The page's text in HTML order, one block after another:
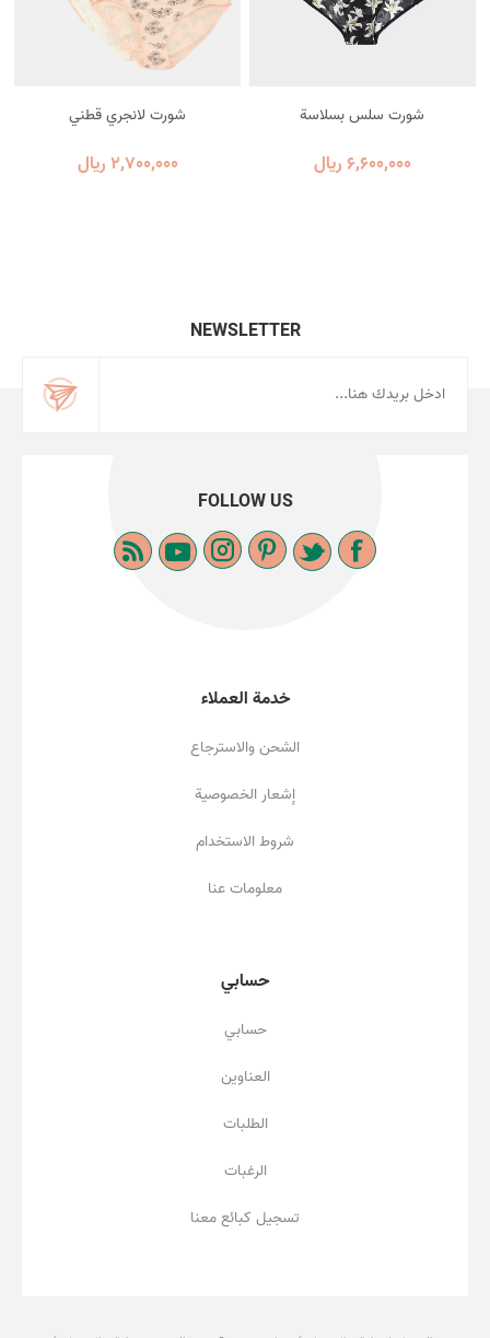
شورت سلس بسلاسة
6٬600٬000 ریال
شورت لانجري قطني
2٬700٬000 ریال
NEWSLETTER
FOLLOW US
خدمة العملاء
الشحن والاسترجاع
إشعار الخصوصية
شروط الاستخدام
معلومات عنا
حسابي
حسابي
العناوين
الطلبات
الرغبات
تسجيل كبائع معنا